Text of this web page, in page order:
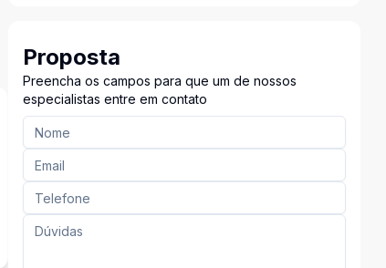
Proposta
Preencha os campos para que um de nossos
especialistas entre em contato